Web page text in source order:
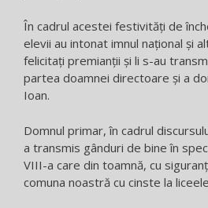
În cadrul acestei festivități de
elevii au intonat imnul național și
felicitați premianții și li s-au
partea doamnei directoare și a
Ioan.
Domnul primar, în cadrul
a transmis gânduri de bine în
VIII-a care din toamnă, cu
comuna noastră cu cinste la